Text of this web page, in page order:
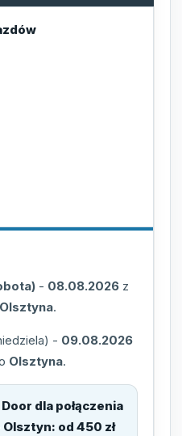
- 08.08.2026 z
Olsztyna.
- 09.08.2026
Olsztyna.
dla połączenia
Olsztyn: od 450 zł